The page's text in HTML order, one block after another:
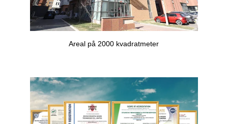
Areal på 2000 kvadratmeter